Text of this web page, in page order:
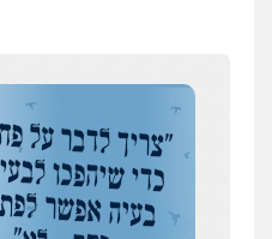
רונן הלל –
מחיקת כתבות
שליליים
0522508109
אחסון אתרים
194 עורכי הדין החדשים
אחרי המלחמה: הוסמכו
הדין החדשים
עסקה חמה